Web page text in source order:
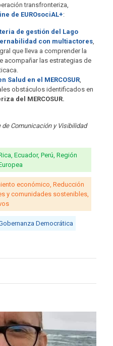
transfronteriza,
de EUROsociAL+:
de gestión del Lago
con multiactores
que lleva a comprender la
acompañar las estrategias de
en el MERCOSUR
obstáculos identificados en
del MERCOSUR.
Comunicación y Visibilidad
Ecuador, Perú, Región
económico, Reducción
y comunidades sostenibles,
Democrática